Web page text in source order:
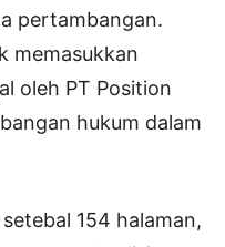
pertambangan.
memasukkan
oleh PT Position
hukum dalam
154 halaman,